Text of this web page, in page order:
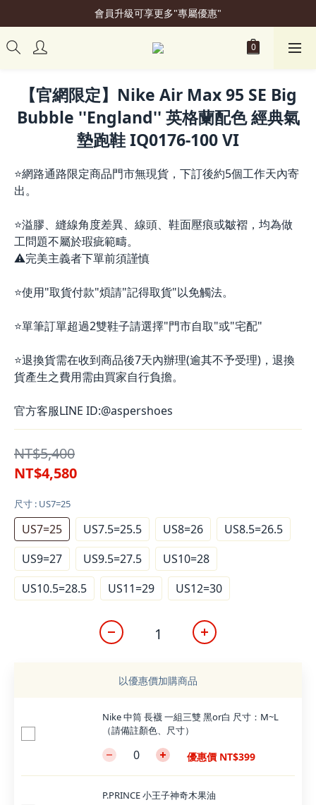
加入會員立即贈50元購物金
會員升級可享更多"專屬優惠"
加入會員立即贈50元購物金
【官網限定】Nike Air Max 95 SE Big
Bubble ''England'' 英格蘭配色 經典氣
墊跑鞋 IQ0176-100 VI
⭐網路通路限定商品門市無現貨，下訂後約5個工作天內寄
出。
⭐溢膠、縫線角度差異、線頭、鞋面壓痕或皺褶，均為做
工問題不屬於瑕疵範疇。
⚠️完美主義者下單前須謹慎
⭐使用"取貨付款"煩請"記得取貨"以免觸法。
⭐單筆訂單超過2雙鞋子請選擇"門市自取"或"宅配"
⭐退換貨需在收到商品後7天內辦理(逾其不予受理)，退換
貨產生之費用需由買家自行負擔。
官方客服LINE ID:@aspershoes
NT$5,400
NT$4,580
尺寸 : US7=25
US7=25 US7.5=25.5 US8=26
US8.5=26.5
US9=27
US9.5=27.5
US10=28
US10.5=28.5
US11=29 US12=30
以優惠價加購商品
Nike 中筒 長襪 一組三雙 黑or白 尺寸：M~L
（請備註顏色、尺寸）
優惠價 NT$399
P.PRINCE 小王子神奇木果油